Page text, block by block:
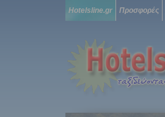
Hotelsline.gr Προσφορές